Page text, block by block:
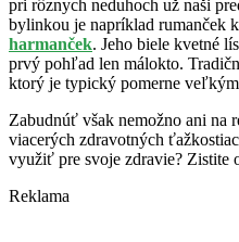
pri rôznych neduhoch už naši
bylinkou je napríklad rumanček
harmanček. Jeho biele kvetné
prvý pohľad len málokto.
ktorý je typický pomerne
Zabudnúť však nemožno ani na
viacerých zdravotných
využiť pre svoje zdravie? Zistite
Reklama